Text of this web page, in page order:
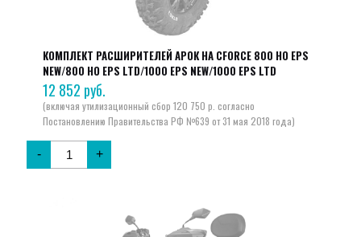
КОМПЛЕКТ РАСШИРИТЕЛЕЙ АРОК НА CFORCE 800 HO EPS
NEW/800 HO EPS LTD/1000 EPS NEW/1000 EPS LTD
12 852 руб.
- +